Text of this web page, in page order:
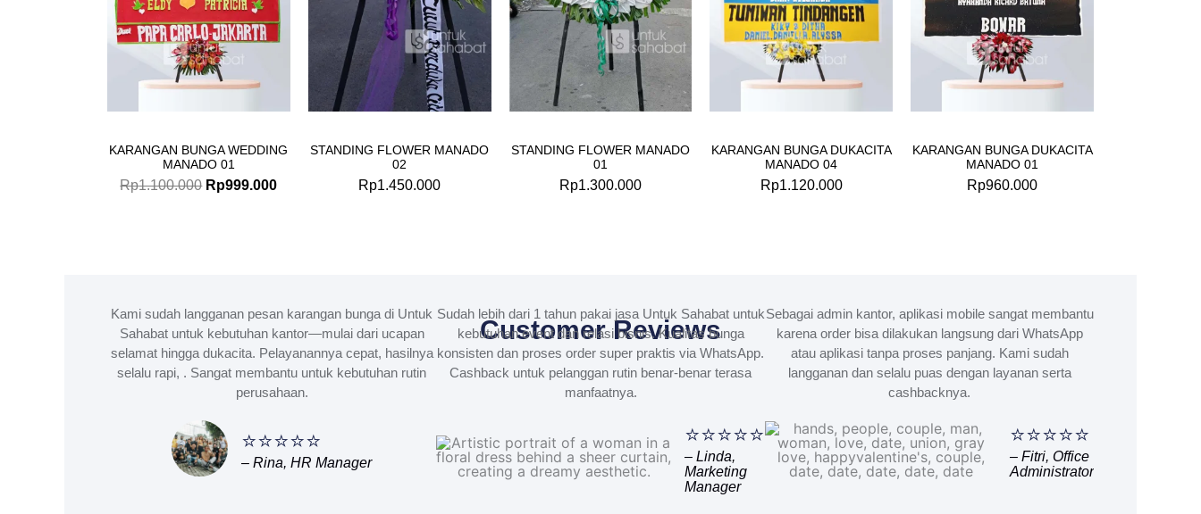
KARANGAN BUNGA WEDDING
MANADO 01
Rp1.100.000 Rp999.000
STANDING FLOWER MANADO
02
Rp1.450.000
STANDING FLOWER MANADO
01
Rp1.300.000
KARANGAN BUNGA DUKACITA
MANADO 04
Rp1.120.000
KARANGAN BUNGA DUKACITA
MANADO 01
Rp960.000
Customer Reviews
Kami sudah langganan pesan karangan bunga di Untuk
Sahabat untuk kebutuhan kantor—mulai dari ucapan
selamat hingga dukacita. Pelayanannya cepat, hasilnya
selalu rapi, . Sangat membantu untuk kebutuhan rutin
perusahaan.
⭐⭐⭐⭐⭐
– Rina, HR Manager
Sudah lebih dari 1 tahun pakai jasa Untuk Sahabat untuk
kebutuhan event dan relasi bisnis. Kualitas bunga
konsisten dan proses order super praktis via WhatsApp.
Cashback untuk pelanggan rutin benar-benar terasa
manfaatnya.
⭐⭐⭐⭐⭐
– Linda,
Marketing
Manager
Sebagai admin kantor, aplikasi mobile sangat membantu
karena order bisa dilakukan langsung dari WhatsApp
atau aplikasi tanpa proses panjang. Kami sudah
langganan dan selalu puas dengan layanan serta
cashbacknya.
⭐⭐⭐⭐⭐
– Fitri, Office
Administrator